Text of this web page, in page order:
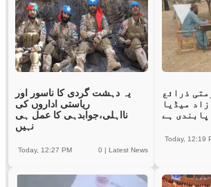
یہ دہشت گردی کا ناسور اور
ریاستی اداروں کی
نااہلی،جوابدہی کا عمل ہی
نہیں
0 | Latest News
Today, 12:27 PM
ذرائع
میڈیا
پابندی ہے
Today, 12:19